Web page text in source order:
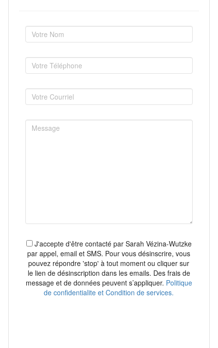
J'accepte d'être contacté par Sarah Vézina-Wutzke
par appel, email et SMS. Pour vous désinscrire, vous
pouvez répondre 'stop' à tout moment ou cliquer sur
le lien de désinscription dans les emails. Des frais de
message et de données peuvent s’appliquer. Politique
de confidentialite et Condition de services.